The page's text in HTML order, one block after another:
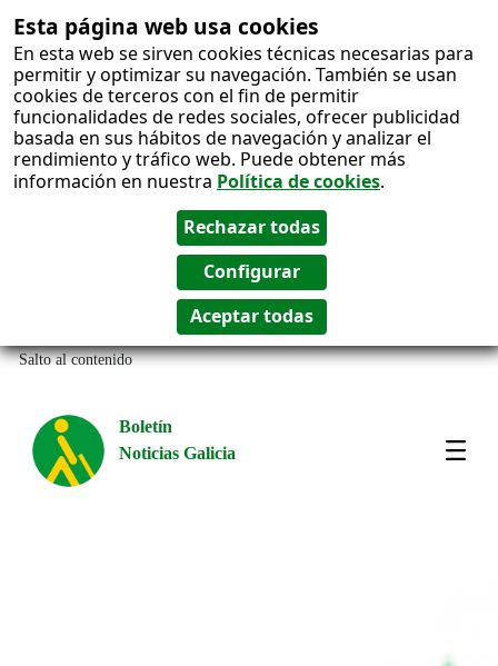
Esta página web usa cookies
En esta web se sirven cookies técnicas necesarias para
permitir y optimizar su navegación. También se usan
cookies de terceros con el fin de permitir
funcionalidades de redes sociales, ofrecer publicidad
basada en sus hábitos de navegación y analizar el
rendimiento y tráfico web. Puede obtener más
información en nuestra Política de cookies.
Salto al contenido
Boletín
Noticias Galicia